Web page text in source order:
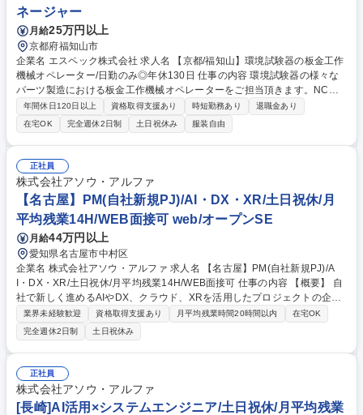
ネージャー
月給25万円以上
京都府福知山市
企業名 エスペック株式会社 求人名 【京都/福知山】環境試験器の板金工作
機械オペレーター/日勤のみ◎年休130日 仕事の内容 環境試験器の様々な
パーツ製造における板金工作機械オペレーターをご担当頂きます。NCベ
ンダーを使用した板金物の折り曲げ加工作業や板金部品の端面処理作業及
び検品作業が主な業務となります。 当社の環境試験器は、世界シェアトッ
プクラスを誇ります。スマホや自動車が「真夏の酷暑や極寒の雪山でも壊
れないか」を、人工的な超過酷環境（温度・湿度など）で再現し、最先端
テクノロジーの安全性を裏から支えています。このような環境試験器を製
造する上流工程である、板金加工に関わることができます。自分の手でオ
ーダー通りの部品を生産できることがやりがいとなっています。 募集職種
【京都/福知山】環境試験器の板金工作機械オペレーター/日勤のみ◎年休1
30日
年間休日120日以上 資格取得支援あり 時短勤務あり
退職金あり
在宅OK
完全週休2日制 土日祝休み 服装自由
正社員
株式会社アソウ・アルファ
【名古屋】PM(自社新規PJ)/AI・DX・XR/土日祝休/月
平均残業14H/WEB面接可 web/オープンSE
月給44万円以上
愛知県名古屋市中村区
企業名 株式会社アソウ・アルファ 求人名 【名古屋】PM(自社新規PJ)/A
I・DX・XR/土日祝休/月平均残業14H/WEB面接可 仕事の内容 【概要】 自
社で新しく進めるAIやDX、クラウド、XRを活用したプロジェクトの企画
から、設計、開発、運用までのプロジェクトマネジメント業務をお任せし
ます。※業務内容の将来的な変更範囲：当社業務全般 【詳細】 ・市場調
査、分析、プロジェクトの企画 ・顧客ヒアリング、要件定義、設計（営業
と同行） ・プロジェクト開始後の顧客折衝、進捗報告 ・開発対応（基本
設計～システムテスト） ・プロジェクトメンバーのマネジメント 募集職
種 【名古屋】PM(自社新規PJ)/AI・DX・XR/土日祝休/月平均残業14H/WE
B面接可
業界未経験歓迎 資格取得支援あり 月平均残業時間20時間以内
在宅OK
完全週休2日制
土日祝休み
正社員
株式会社アソウ・アルファ
[長崎]AI活用×システムエンジニア/土日祝休/月平均残業